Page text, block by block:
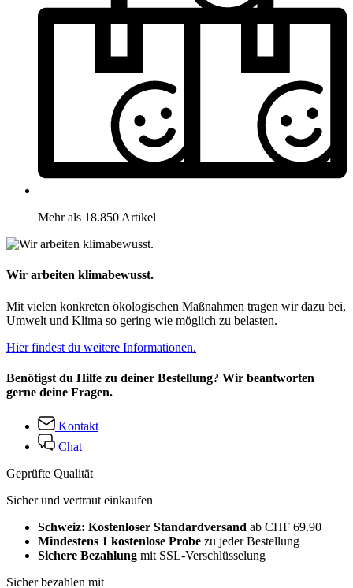
Mehr als 18.850 Artikel
Wir arbeiten klimabewusst.
Mit vielen konkreten ökologischen Maßnahmen tragen wir dazu bei,
Umwelt und Klima so gering wie möglich zu belasten.
Hier findest du weitere Informationen.
Benötigst du Hilfe zu deiner Bestellung? Wir beantworten
gerne deine Fragen.
Kontakt
Chat
Geprüfte Qualität
Sicher und vertraut einkaufen
Schweiz: Kostenloser Standardversand ab CHF 69.90
Mindestens 1 kostenlose Probe zu jeder Bestellung
Sichere Bezahlung mit SSL-Verschlüsselung
Sicher bezahlen mit